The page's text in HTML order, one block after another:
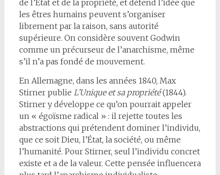
de l’État et de la propriété, et défend l’idée que
les êtres humains peuvent s’organiser
librement par la raison, sans autorité
supérieure. On considère souvent Godwin
comme un précurseur de l’anarchisme, même
s’il n’a pas fondé de mouvement.
En Allemagne, dans les années 1840, Max
Stirner publie L’Unique et sa propriété(1844).
Stirner y développe ce qu’on pourrait appeler
un « égoïsme radical » : il rejette toutes les
abstractions qui prétendent dominer l’individu,
que ce soit Dieu, l’État, la société, ou même
l’humanité. Pour Stirner, seul l’individu concret
existe et a de la valeur. Cette pensée influencera